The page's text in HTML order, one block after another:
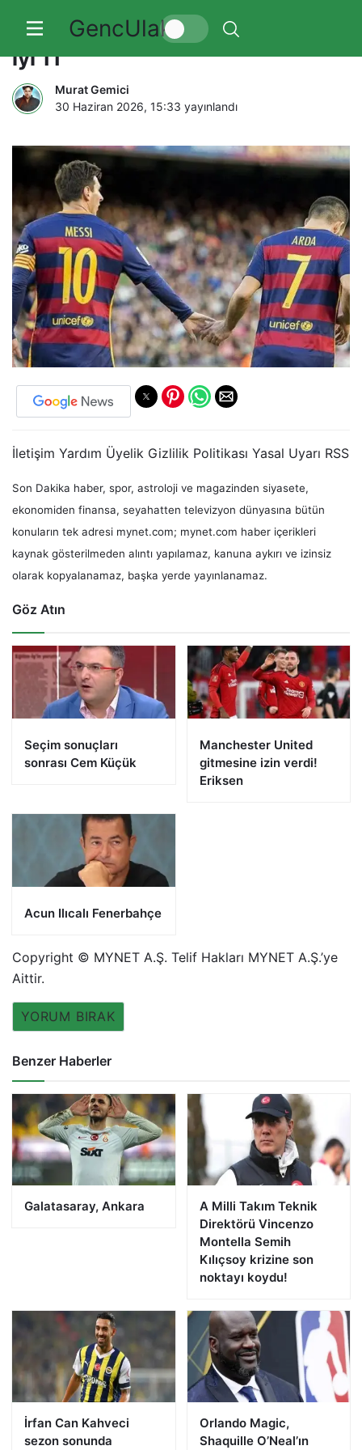
GencUlak
Arda Turan, birlikte oynadığı en
iyi 11
Murat Gemici
30 Haziran 2026, 15:33 yayınlandı
İletişim Yardım Üyelik Gizlilik Politikası Yasal Uyarı RSS
Son Dakika haber, spor, astroloji ve magazinden siyasete,
ekonomiden finansa, seyahatten televizyon dünyasına bütün
konuların tek adresi mynet.com; mynet.com haber içerikleri
kaynak gösterilmeden alıntı yapılamaz, kanuna aykırı ve izinsiz
olarak kopyalanamaz, başka yerde yayınlanamaz.
Göz Atın
Seçim sonuçları
sonrası Cem Küçük
Manchester United
gitmesine izin verdi!
Eriksen
Acun Ilıcalı Fenerbahçe
Copyright © MYNET A.Ş. Telif Hakları MYNET A.Ş.’ye
Aittir.
YORUM BIRAK
Benzer Haberler
Galatasaray, Ankara
A Milli Takım Teknik
Direktörü Vincenzo
Montella Semih
Kılıçsoy krizine son
noktayı koydu!
İrfan Can Kahveci
sezon sonunda
Orlando Magic,
Shaquille O’Neal’ın